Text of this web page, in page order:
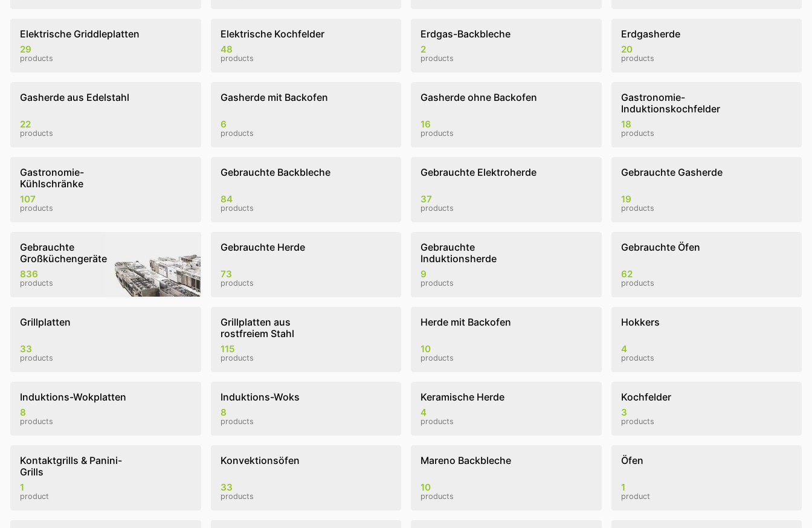
Elektrische Griddleplatten
29
products
Elektrische Kochfelder
48
products
Erdgas-Backbleche
2
products
Erdgasherde
20
products
Gasherde aus Edelstahl
22
products
Gasherde mit Backofen
6
products
Gasherde ohne Backofen
16
products
Gastronomie-
Induktionskochfelder
18
products
Gastronomie-
Kühlschränke
107
products
Gebrauchte Backbleche
84
products
Gebrauchte Elektroherde
37
products
Gebrauchte Gasherde
19
products
Gebrauchte
Großküchengeräte
836
products
Gebrauchte Herde
73
products
Gebrauchte
Induktionsherde
9
products
Gebrauchte Öfen
62
products
Grillplatten
33
products
Grillplatten aus
rostfreiem Stahl
115
products
Herde mit Backofen
10
products
Hokkers
4
products
Induktions-Wokplatten
8
products
Induktions-Woks
8
products
Keramische Herde
4
products
Kochfelder
3
products
Kontaktgrills & Panini-
Grills
1
product
Konvektionsöfen
33
products
Mareno Backbleche
10
products
Öfen
1
product